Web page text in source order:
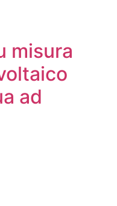
misura
ad